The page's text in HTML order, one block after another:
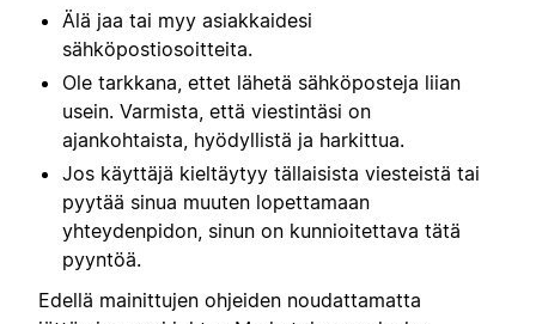
Älä jaa tai myy asiakkaidesi
sähköpostiosoitteita.
Ole tarkkana, ettet lähetä sähköposteja liian
usein. Varmista, että viestintäsi on
ajankohtaista, hyödyllistä ja harkittua.
Jos käyttäjä kieltäytyy tällaisista viesteistä tai
pyytää sinua muuten lopettamaan
yhteydenpidon, sinun on kunnioitettava tätä
pyyntöä.
Edellä mainittujen ohjeiden noudattamatta